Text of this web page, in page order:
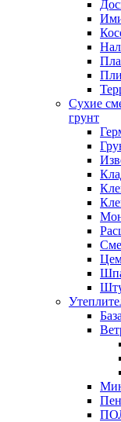
Сухие
грунт